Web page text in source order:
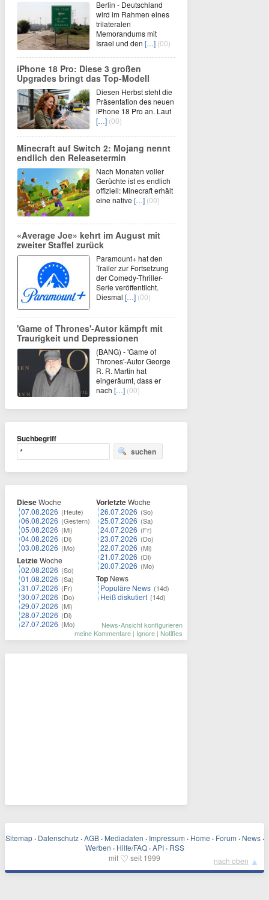
Berlin - Deutschland
wird im Rahmen eines
trilateralen
Memorandums mit
Israel und den […] (00)
iPhone 18 Pro: Diese 3 großen
Upgrades bringt das Top-Modell
Diesen Herbst steht die
Präsentation des neuen
iPhone 18 Pro an. Laut
[…] (00)
Minecraft auf Switch 2: Mojang nennt
endlich den Releasetermin
Nach Monaten voller
Gerüchte ist es endlich
offiziell: Minecraft erhält
eine native […] (00)
«Average Joe» kehrt im August mit
zweiter Staffel zurück
Paramount+ hat den
Trailer zur Fortsetzung
der Comedy-Thriller-
Serie veröffentlicht.
Diesmal […] (00)
'Game of Thrones'-Autor kämpft mit
Traurigkeit und Depressionen
(BANG) - 'Game of
Thrones'-Autor George
R. R. Martin hat
eingeräumt, dass er
nach […] (00)
Suchbegriff
suchen
DieseWoche
07.08.2026 (Heute)
06.08.2026 (Gestern)
05.08.2026 (Mi)
04.08.2026 (Di)
03.08.2026 (Mo)
LetzteWoche
02.08.2026 (So)
01.08.2026 (Sa)
31.07.2026 (Fr)
30.07.2026 (Do)
29.07.2026 (Mi)
28.07.2026 (Di)
27.07.2026 (Mo)
VorletzteWoche
26.07.2026 (So)
25.07.2026 (Sa)
24.07.2026 (Fr)
23.07.2026 (Do)
22.07.2026 (Mi)
21.07.2026 (Di)
20.07.2026 (Mo)
Top News
Populäre News (14d)
Heiß diskutiert (14d)
News-Ansicht konfigurieren
meine Kommentare | Ignore | Notifies
Sitemap · Datenschutz · AGB · Mediadaten · Impressum · Home · Forum · News ·
Werben · Hilfe/FAQ · API · RSS
mit ♡ seit 1999 nach oben ▲